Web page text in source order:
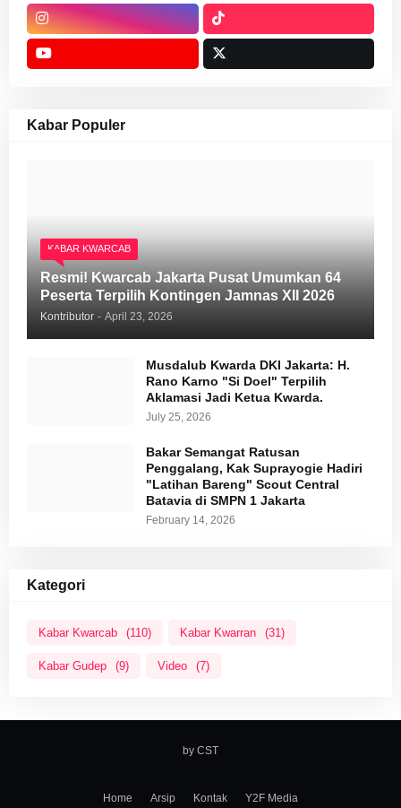
Kabar Populer
KABAR KWARCAB
Resmi! Kwarcab Jakarta Pusat Umumkan 64
Peserta Terpilih Kontingen Jamnas XII 2026
Kontributor - April 23, 2026
Musdalub Kwarda DKI Jakarta: H.
Rano Karno "Si Doel" Terpilih
Aklamasi Jadi Ketua Kwarda.
July 25, 2026
Bakar Semangat Ratusan
Penggalang, Kak Suprayogie Hadiri
"Latihan Bareng" Scout Central
Batavia di SMPN 1 Jakarta
February 14, 2026
Kategori
Kabar Kwarcab (110) Kabar Kwarran (31)
Kabar Gudep (9) Video (7)
by CST
Home Arsip Kontak Y2F Media